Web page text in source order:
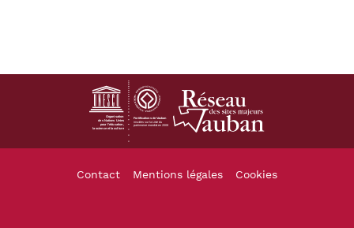
Footer
Contact Mentions légales Cookies